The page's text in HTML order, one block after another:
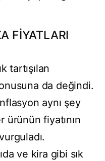
FİYATLARI
tartışılan
da değindi.
aynı şey
ürünün fiyatının
ve kira gibi sık